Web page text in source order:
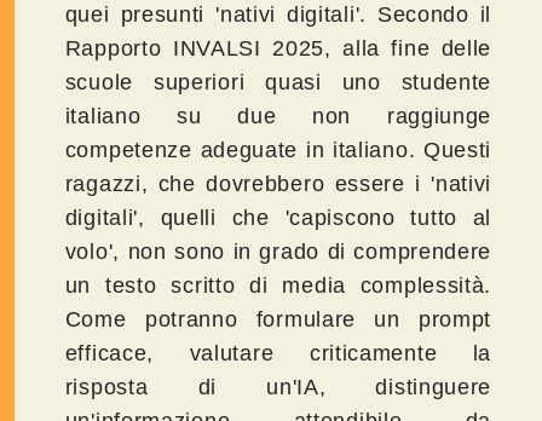
quei presunti 'nativi digitali'. Secondo il
Rapporto INVALSI 2025, alla fine delle
scuole superiori quasi uno studente
italiano su due non raggiunge
competenze adeguate in italiano. Questi
ragazzi, che dovrebbero essere i 'nativi
digitali', quelli che 'capiscono tutto al
volo', non sono in grado di comprendere
un testo scritto di media complessità.
Come potranno formulare un prompt
efficace, valutare criticamente la
risposta di un'IA, distinguere